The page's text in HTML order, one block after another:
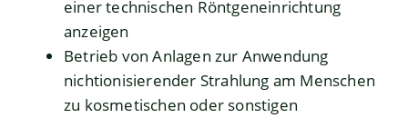
einer technischen Röntgeneinrichtung
anzeigen
Betrieb von Anlagen zur Anwendung
nichtionisierender Strahlung am Menschen
zu kosmetischen oder sonstigen